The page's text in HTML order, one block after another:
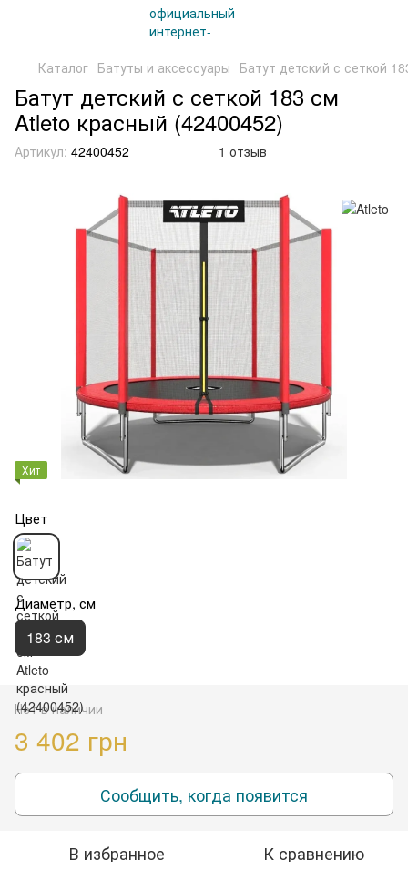
Каталог Батуты и аксессуары Батут детский с сеткой
Батут детский с сеткой 183 см
Atleto красный (42400452)
Артикул: 42400452 1 отзыв
Хит
Цвет
Диаметр, см
183 см
Нет в наличии
3 402 грн
Сообщить, когда появится
В избранное К сравнению